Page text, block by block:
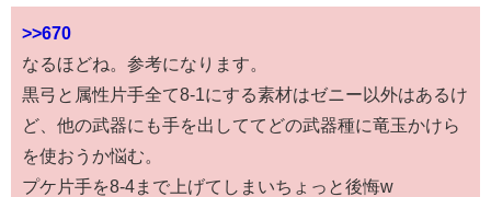
>>670
なるほどね。参考になります。
黒弓と属性片手全て8-1にする素材はゼニー以外はあるけ
ど、他の武器にも手を出しててどの武器種に竜玉かけら
を使おうか悩む。
プケ片手を8-4まで上げてしまいちょっと後悔w